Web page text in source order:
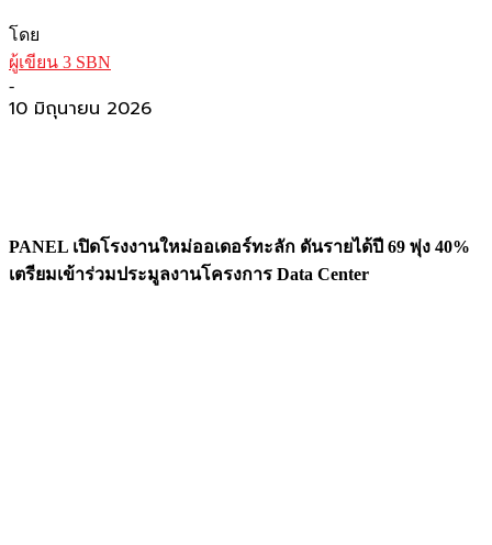
โดย
ผู้เขียน 3 SBN
-
10 มิถุนายน 2026
PANEL เปิดโรงงานใหม่ออเดอร์ทะลัก ดันรายได้ปี 69 พุ่ง 40%
เตรียมเข้าร่วมประมูลงานโครงการ Data Center